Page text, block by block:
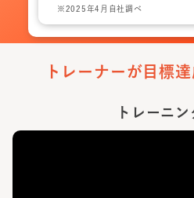
※2025年4月自社調べ
トレーナーが目標
トレーニ